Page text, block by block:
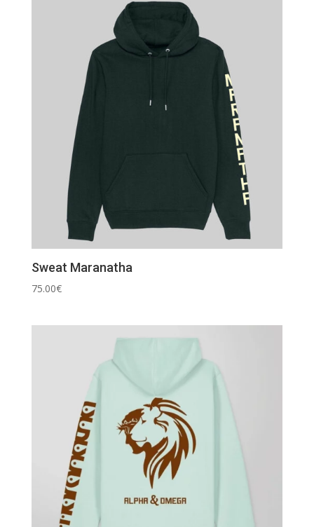
Sweat Maranatha
75.00€